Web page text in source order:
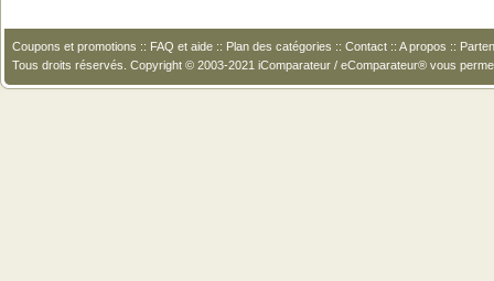
Coupons et promotions :: FAQ et aide :: Plan des catégories :: Contact :: A propos ::
Tous droits réservés. Copyright © 2003-2021 iComparateur / eComparateur® vous